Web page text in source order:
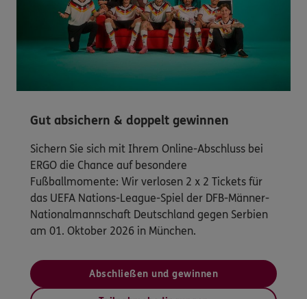
Gut absichern & doppelt gewinnen
Sichern Sie sich mit Ihrem Online-Abschluss bei
ERGO die Chance auf besondere
Fußballmomente: Wir verlosen 2 x 2 Tickets für
das UEFA Nations-League-Spiel der DFB-Männer-
Nationalmannschaft Deutschland gegen Serbien
am 01. Oktober 2026 in München.
Abschließen und gewinnen